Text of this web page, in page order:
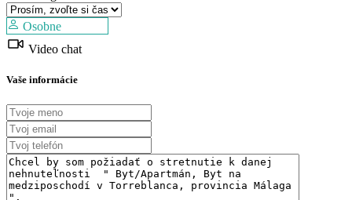
Osobne
Video chat
Vaše informácie